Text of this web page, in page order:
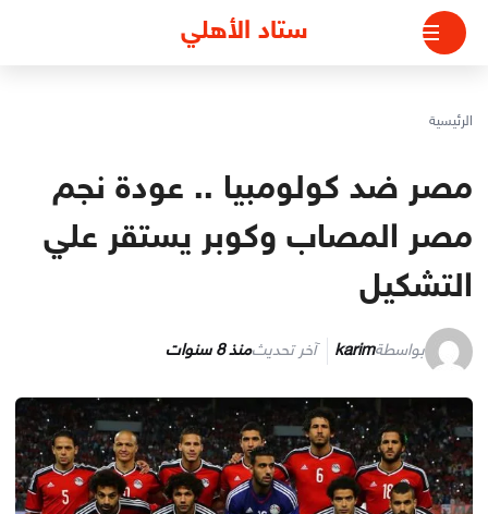
التجاوز
المحتوى
ستاد الأهلي
الرئيسية
مصر ضد كولومبيا .. عودة نجم
مصر المصاب وكوبر يستقر علي
التشكيل
بواسطةkarim آخر تحديثمنذ 8 سنوات